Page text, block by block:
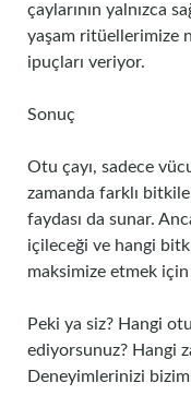
çaylarının yalnızca
yaşam ritüellerimize
ipuçları veriyor.
Sonuç
Otu çayı, sadece
zamanda farklı
faydası da sunar.
içileceği ve hangi
maksimize etmek
Peki ya siz? Hangi
ediyorsunuz? Hangi
Deneyimlerinizi